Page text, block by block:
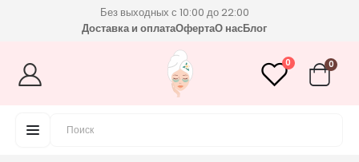
Без выходных с 10:00 до 22:00
Доставка и оплатаОфертаО насБлог
0 0